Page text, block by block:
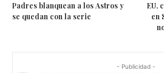
Padres blanquean a los Astros y
se quedan con la serie
EU,
en
- Publicidad -